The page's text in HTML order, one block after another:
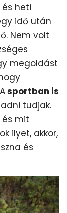
heti
idő után
Nem volt
megoldást
sportban is
tudjak.
és mit
ilyet, akkor,
és